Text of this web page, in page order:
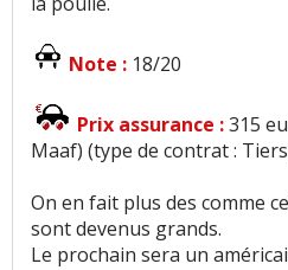
Note : 18/20
Prix assurance :315
Maaf) (type de contrat :
On en fait plus des comme
sont devenus grands.
Le prochain sera un